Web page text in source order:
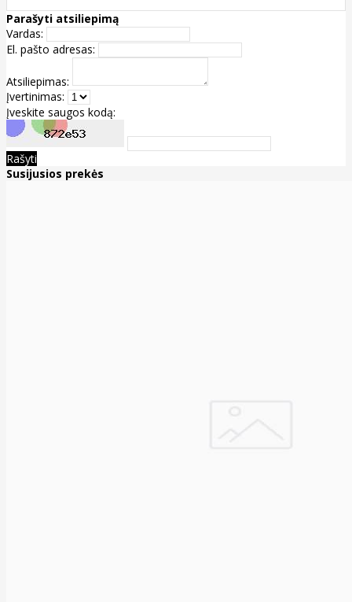
Parašyti atsiliepimą
Vardas:
El. pašto adresas:
Atsiliepimas:
Įvertinimas:
Įveskite saugos kodą:
Rašyti
Susijusios prekės